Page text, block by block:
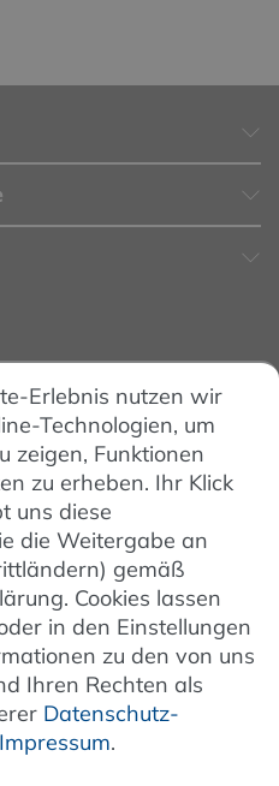
Erlebnis nutzen wir
Technologien, um
zeigen, Funktionen
zu erheben. Ihr Klick
uns diese
die Weitergabe an
gemäß
Cookies lassen
in den Einstellungen
zu den von uns
Ihren Rechten als
Daten­schutz­
Impressum.